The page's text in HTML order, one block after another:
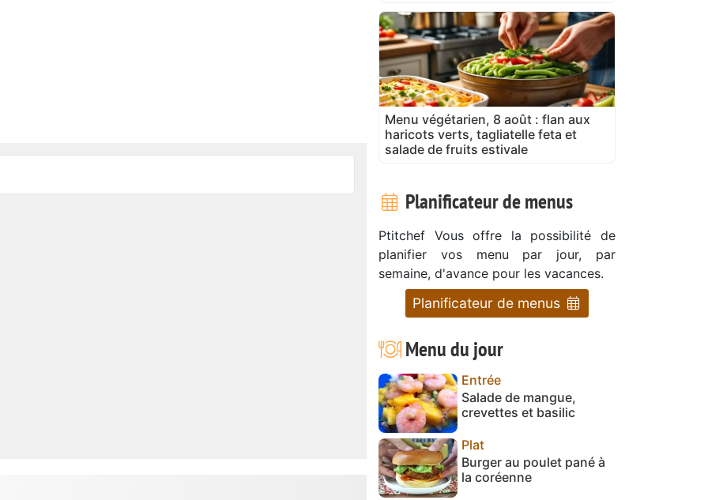
Menu végétarien, 8 août : flan aux
haricots verts, tagliatelle feta et
salade de fruits estivale
Planificateur de menus
Ptitchef Vous offre la possibilité de
planifier vos menu par jour, par
semaine, d'avance pour les vacances.
Planificateur de menus
Menu du jour
Entrée
Salade de mangue,
crevettes et basilic
Plat
Burger au poulet pané à
la coréenne